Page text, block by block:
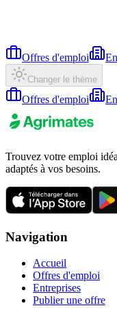
Offres d'emploi
Changer le thème
Offres d'emploi
Trouvez votre emploi
adaptés à vos besoins.
Navigation
Accueil
Offres d'emploi
Entreprises
Publier une offre